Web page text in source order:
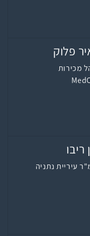
פלוק
מכירות
ריבו
עיריית נתניה